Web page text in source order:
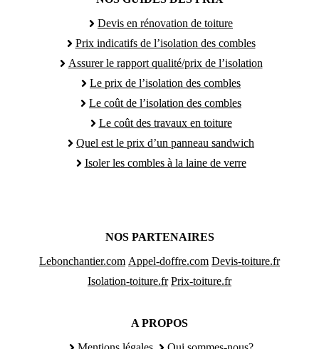
Devis en rénovation de toiture
Prix indicatifs de l’isolation des combles
Assurer le rapport qualité/prix de l’isolation
Le prix de l’isolation des combles
Le coût de l’isolation des combles
Le coût des travaux en toiture
Quel est le prix d’un panneau sandwich
Isoler les combles à la laine de verre
NOS PARTENAIRES
Lebonchantier.com Appel-doffre.com Devis-toiture.fr
Isolation-toiture.fr Prix-toiture.fr
A PROPOS